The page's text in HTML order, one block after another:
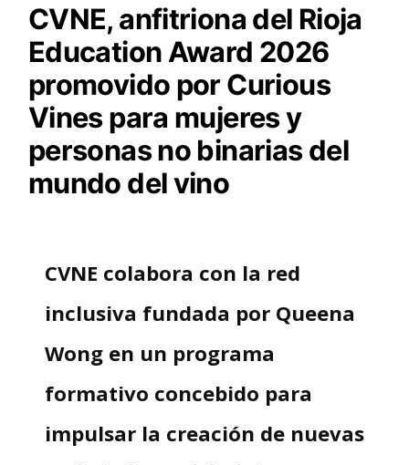
CVNE, anfitriona del Rioja
Education Award 2026
promovido por Curious
Vines para mujeres y
personas no binarias del
mundo del vino
CVNE colabora con la red
inclusiva fundada por Queena
Wong en un programa
formativo concebido para
impulsar la creación de nuevas